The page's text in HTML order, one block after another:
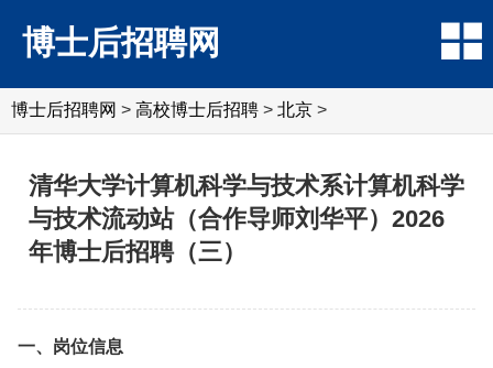
博士后招聘网
博士后招聘网 > 高校博士后招聘 > 北京 >
清华大学计算机科学与技术系计算机科学
与技术流动站（合作导师刘华平）2026
年博士后招聘（三）
一、岗位信息